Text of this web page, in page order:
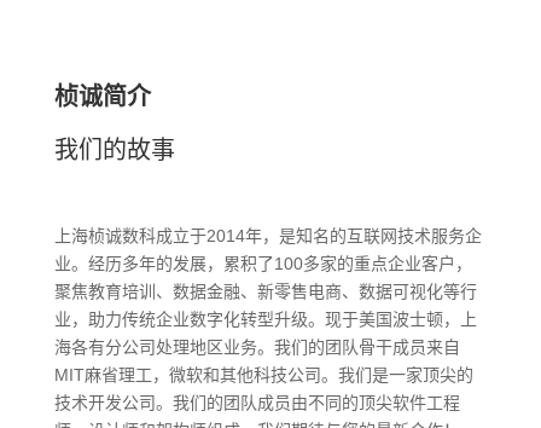
桢诚简介
我们的故事
上海桢诚数科成立于2014年，是知名的互联网技术服务企
业。经历多年的发展，累积了100多家的重点企业客户，
聚焦教育培训、数据金融、新零售电商、数据可视化等行
业，助力传统企业数字化转型升级。现于美国波士顿，上
海各有分公司处理地区业务。我们的团队骨干成员来自
MIT麻省理工，微软和其他科技公司。我们是一家顶尖的
技术开发公司。我们的团队成员由不同的顶尖软件工程